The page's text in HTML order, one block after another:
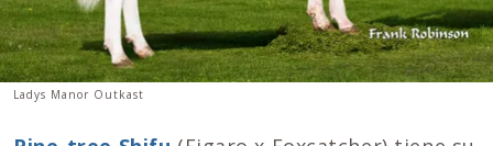
Ladys Manor Outkast